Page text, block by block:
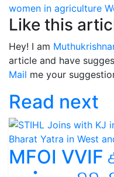
women in agriculture
Like this
Hey! I am
article and have
Mail me your
Read next
MFOI VVIF